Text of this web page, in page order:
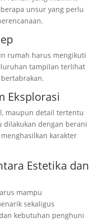
unsur yang perlu
rumah harus mengikuti
tampilan terlihat
Eksplorasi
maupun detail tertentu
dilakukan dengan berani
karakter
Estetika dan
mampu
sekaligus
kebutuhan penghuni